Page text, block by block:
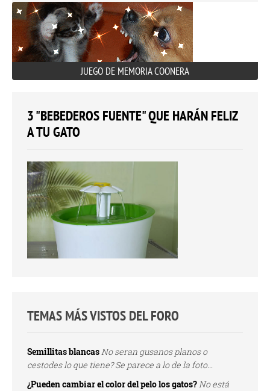
JUEGO DE MEMORIA COONERA
3 "BEBEDEROS FUENTE" QUE HARÁN FELIZ
A TU GATO
TEMAS MÁS VISTOS DEL FORO
Semillitas blancasNo seran gusanos planos o
cestodes lo que tiene? Se parece a lo de la foto...
¿Pueden cambiar el color del pelo los gatos?No está